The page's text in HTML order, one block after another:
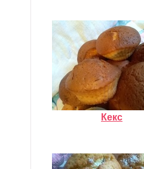
Кекс